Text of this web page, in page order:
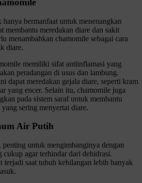
bermanfaat untuk menenangkan
membantu meredakan diare dan sakit
menambahkan chamomile sebagai cara
diare.
memiliki sifat antiinflamasi yang
peradangan di usus dan lambung.
dapat meredakan gejala diare, seperti kram
yang encer. Selain itu, chamomile juga
pada sistem saraf untuk membantu
sering menyertai diare.
Air Putih
penting untuk mengimbanginya dengan
cukup agar terhindar dari dehidrasi.
terjadi saat tubuh kehilangan lebih banyak